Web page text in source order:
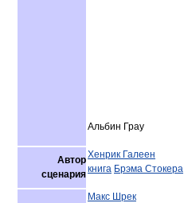
Альбин Грау
Автор
сценария
Хенрик Галеен
книга Брэма Стокера
Макс Шрек